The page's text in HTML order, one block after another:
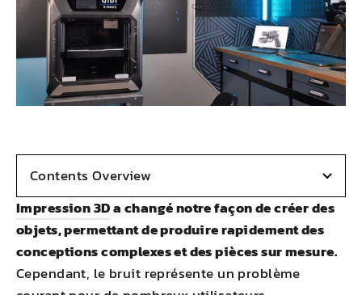
Impression 3Da changé notre façon de créer des
objets, permettant de produire rapidement des
conceptions complexes et des pièces sur mesure.
Cependant, le bruit représente un problème
Contents Overview